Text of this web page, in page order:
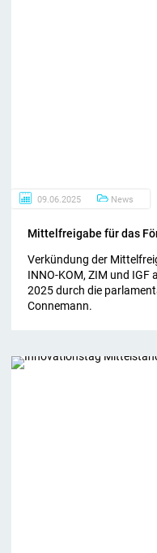
09.06.2025 News
Mit­tel­frei­ga­be für das
Verkündung der
INNO-KOM, ZIM und
2025 durch die
Connemann.